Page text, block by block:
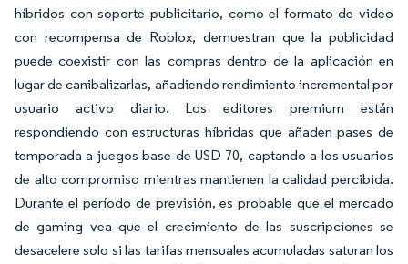
híbridos con soporte publicitario, como el formato de video
con recompensa de Roblox, demuestran que la publicidad
puede coexistir con las compras dentro de la aplicación en
lugar de canibalizarlas, añadiendo rendimiento incremental por
usuario activo diario. Los editores premium están
respondiendo con estructuras híbridas que añaden pases de
temporada a juegos base de USD 70, captando a los usuarios
de alto compromiso mientras mantienen la calidad percibida.
Durante el período de previsión, es probable que el mercado
de gaming vea que el crecimiento de las suscripciones se
desacelere solo si las tarifas mensuales acumuladas saturan los